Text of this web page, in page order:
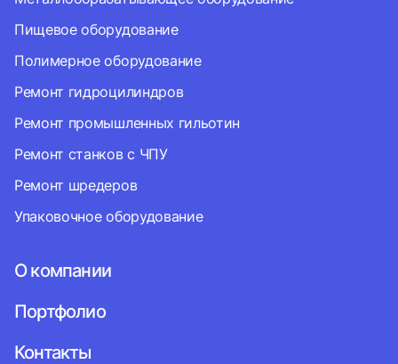
Пищевое оборудование
Полимерное оборудование
Ремонт гидроцилиндров
Ремонт промышленных гильотин
Ремонт станков с ЧПУ
Ремонт шредеров
Упаковочное оборудование
О компании
Портфолио
Контакты